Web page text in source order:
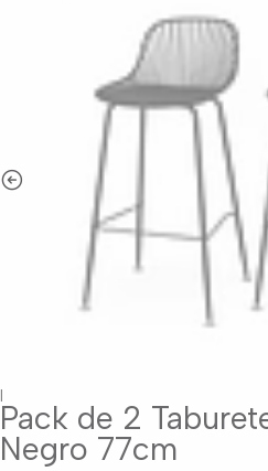
|
Pack de 2
Negro 77cm